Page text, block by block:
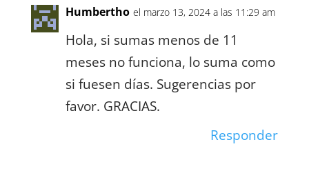
Humbertho el marzo 13, 2024 a las 11:29 am
Hola, si sumas menos de 11
meses no funciona, lo suma como
si fuesen días. Sugerencias por
favor. GRACIAS.
Responder